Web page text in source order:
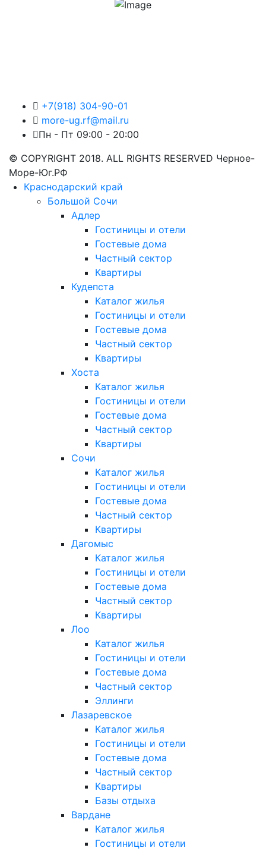
+7(918) 304-90-01
more-ug.rf@mail.ru
Пн - Пт 09:00 - 20:00
© COPYRIGHT 2018. ALL RIGHTS RESERVED Черное-
Море-Юг.РФ
Краснодарский край
Большой Сочи
Адлер
Гостиницы и отели
Гостевые дома
Частный сектор
Квартиры
Кудепста
Каталог жилья
Гостиницы и отели
Гостевые дома
Частный сектор
Квартиры
Хоста
Каталог жилья
Гостиницы и отели
Гостевые дома
Частный сектор
Квартиры
Сочи
Каталог жилья
Гостиницы и отели
Гостевые дома
Частный сектор
Квартиры
Дагомыс
Каталог жилья
Гостиницы и отели
Гостевые дома
Частный сектор
Квартиры
Лоо
Каталог жилья
Гостиницы и отели
Гостевые дома
Частный сектор
Эллинги
Лазаревское
Каталог жилья
Гостиницы и отели
Гостевые дома
Частный сектор
Квартиры
Базы отдыха
Вардане
Каталог жилья
Гостиницы и отели